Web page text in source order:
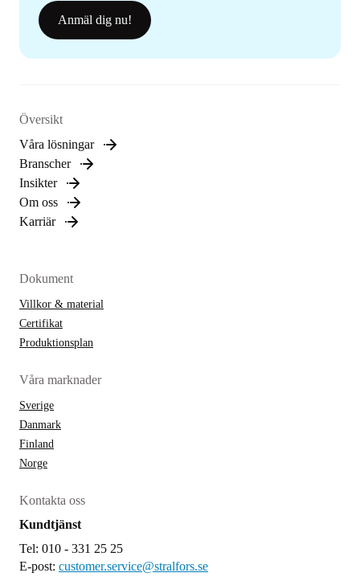
Anmäl dig nu!
Översikt
Våra lösningar
Branscher
Insikter
Om oss
Karriär
Dokument
Villkor & material
Certifikat
Produktionsplan
Våra marknader
Sverige
Danmark
Finland
Norge
Kontakta oss
Kundtjänst
Tel: 010 - 331 25 25
E-post: customer.service@stralfors.se